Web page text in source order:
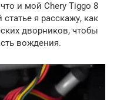
и мой Chery Tiggo 8
я расскажу, как
дворников, чтобы
вождения.